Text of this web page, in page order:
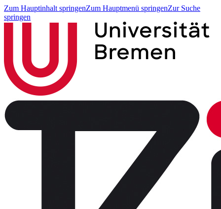
Zum Hauptinhalt springenZum Hauptmenü springenZur Suche
springen